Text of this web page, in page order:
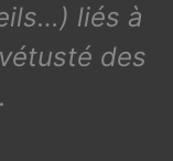
liés à
des